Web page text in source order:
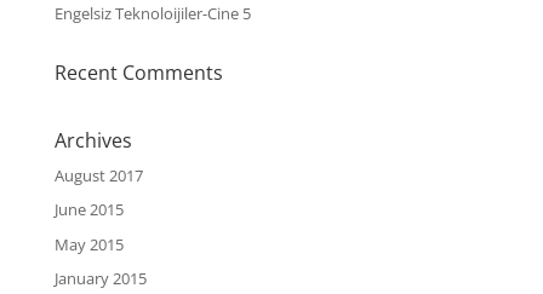
Engelsiz Teknoloijiler-Cine 5
Recent Comments
Archives
August 2017
June 2015
May 2015
January 2015